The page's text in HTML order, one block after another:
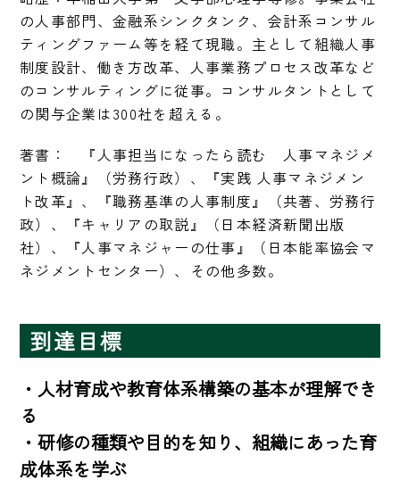
の人事部門、金融系シンクタンク、会計系コンサル
ティングファーム等を経て現職。主として組織人事
制度設計、働き方改革、人事業務プロセス改革など
のコンサルティングに従事。コンサルタントとして
の関与企業は300社を超える。
著書：　『人事担当になったら読む　人事マネジメ
ント概論』（労務行政）、『実践 人事マネジメン
ト改革』、『職務基準の人事制度』（共著、労務行
政）、『キャリアの取説』（日本経済新聞出版
社）、『人事マネジャーの仕事』（日本能率協会マ
ネジメントセンター）、その他多数。
到達目標
・人材育成や教育体系構築の基本が理解でき
る
・研修の種類や目的を知り、組織にあった育
成体系を学ぶ